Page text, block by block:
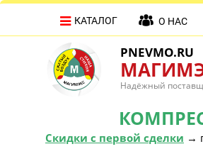
PNEVMO.RU
Надёжный
Скидки с первой сделки →
КАТАЛОГ О НАС